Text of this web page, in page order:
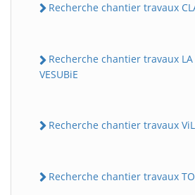
Recherche chantier travaux
Recherche chantier travaux LA
VESUBiE
Recherche chantier travaux
Recherche chantier travaux